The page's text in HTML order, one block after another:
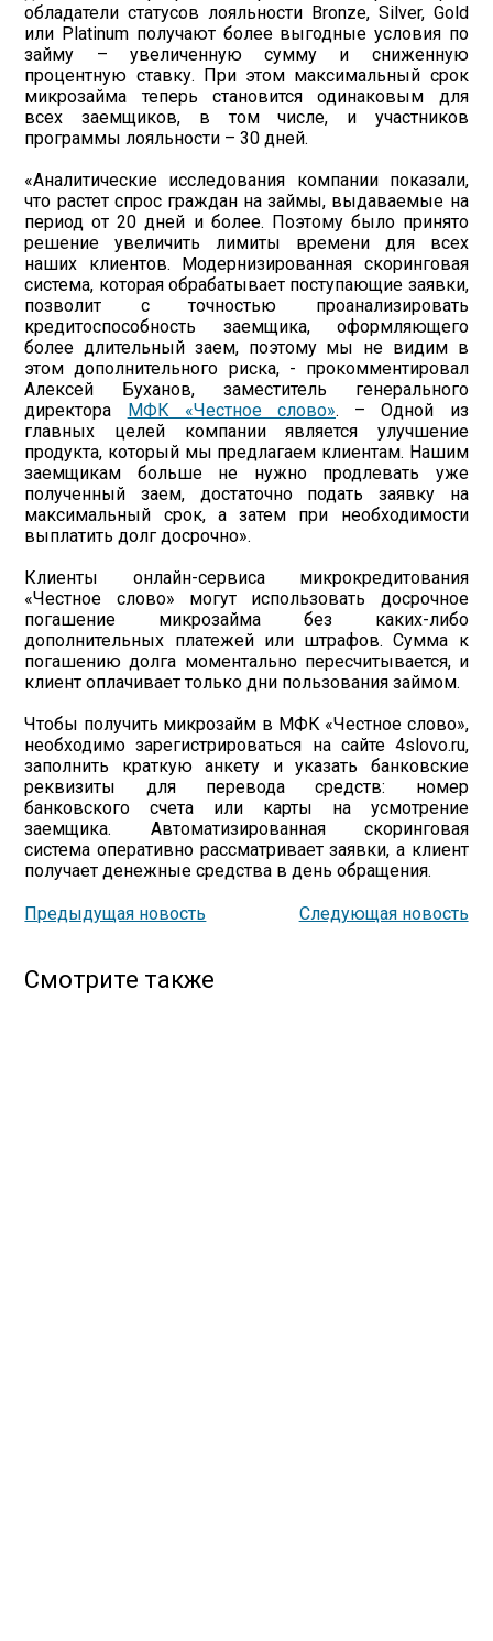
обладатели статусов лояльности Bronze, Silver, Gold
или Platinum получают более выгодные условия по
займу – увеличенную сумму и сниженную
процентную ставку. При этом максимальный срок
микрозайма теперь становится одинаковым для
всех заемщиков, в том числе, и участников
программы лояльности – 30 дней.
«Аналитические исследования компании показали,
что растет спрос граждан на займы, выдаваемые на
период от 20 дней и более. Поэтому было принято
решение увеличить лимиты времени для всех
наших клиентов. Модернизированная скоринговая
система, которая обрабатывает поступающие заявки,
позволит с точностью проанализировать
кредитоспособность заемщика, оформляющего
более длительный заем, поэтому мы не видим в
этом дополнительного риска, - прокомментировал
Алексей Буханов, заместитель генерального
директора МФК «Честное слово». – Одной из
главных целей компании является улучшение
продукта, который мы предлагаем клиентам. Нашим
заемщикам больше не нужно продлевать уже
полученный заем, достаточно подать заявку на
максимальный срок, а затем при необходимости
выплатить долг досрочно».
Клиенты онлайн-сервиса микрокредитования
«Честное слово» могут использовать досрочное
погашение микрозайма без каких-либо
дополнительных платежей или штрафов. Сумма к
погашению долга моментально пересчитывается, и
клиент оплачивает только дни пользования займом.
Чтобы получить микрозайм в МФК «Честное слово»,
необходимо зарегистрироваться на сайте 4slovo.ru,
заполнить краткую анкету и указать банковские
реквизиты для перевода средств: номер
банковского счета или карты на усмотрение
заемщика. Автоматизированная скоринговая
система оперативно рассматривает заявки, а клиент
получает денежные средства в день обращения.
Предыдущая новость Следующая новость
Смотрите также